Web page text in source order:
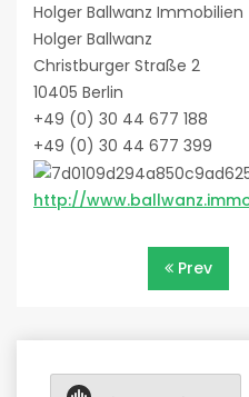
Holger Ballwanz Immobilien
Holger Ballwanz
Christburger Straße 2
10405 Berlin
+49 (0) 30 44 677 188
+49 (0) 30 44 677 399
http://
Prev